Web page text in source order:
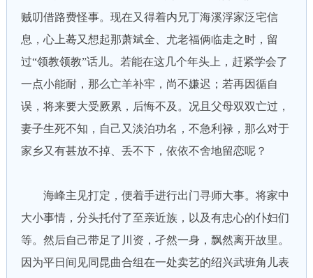
贼叨借路费怪事。现在又得着内兄丁海溪浮家泛宅信
息，心上蓦又想起那萧斌全、尤老福俩临走之时，留
过“领教领教”话儿。若能在这几个年头上，赶紧学会了
一点小能耐，那么亡羊补牢，尚不嫌迟；若再因循自
误，将来要大受厥累，后悔不及。况且父母双双亡过，
妻子生死不知，自己又淡泊功名，不急利禄，那么对于
家乡又有甚放不掉、丢不下，依依不舍地留恋呢？
海峰主见打定，便着手进行出门寻师大事。将家中
大小事情，分头托付了至亲近族，以及有忠心的仆妇们
等。然后自己带足了川资，孑然一身，飘然离开故里。
因为平日间见同昆曲合组在一处卖艺的绍兴武班角儿表